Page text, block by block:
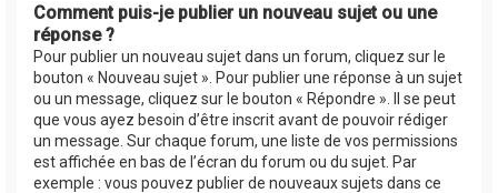
Comment puis-je publier un nouveau sujet ou une
réponse ?
Pour publier un nouveau sujet dans un forum, cliquez sur le
bouton « Nouveau sujet ». Pour publier une réponse à un sujet
ou un message, cliquez sur le bouton « Répondre ». Il se peut
que vous ayez besoin d’être inscrit avant de pouvoir rédiger
un message. Sur chaque forum, une liste de vos permissions
est affichée en bas de l’écran du forum ou du sujet. Par
exemple : vous pouvez publier de nouveaux sujets dans ce